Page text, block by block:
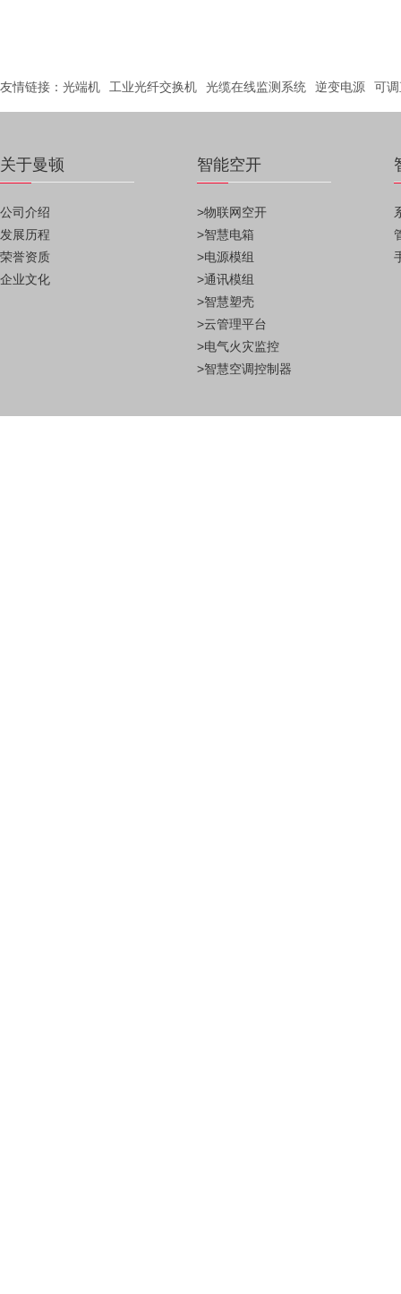
友情链接： 光端机 工业光纤交换机 光缆在线监测系统 逆变电源 可
关于曼顿
公司介绍
发展历程
荣誉资质
企业文化
智能空开
>物联网空开
>智慧电箱
>电源模组
>通讯模组
>智慧塑壳
>云管理平台
>电气火灾监控
>智慧空调控制器